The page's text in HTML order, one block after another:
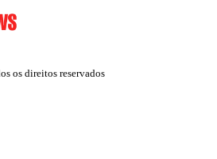
os direitos reservados